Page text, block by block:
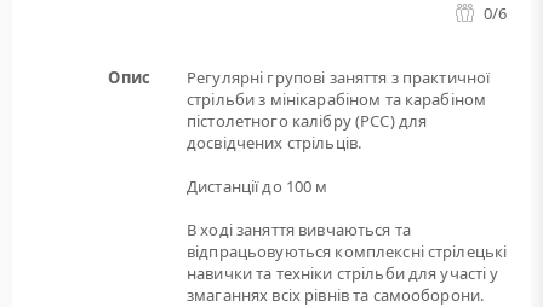
0/6
Опис
Регулярні групові заняття з практичної
стрільби з мінікарабіном та карабіном
пістолетного калібру (РСС) для
досвідчених стрільців.
Дистанції до 100 м
В ході заняття вивчаються та
відпрацьовуються комплексні стрілецькі
навички та техніки стрільби для участі у
змаганнях всіх рівнів та самооборони.